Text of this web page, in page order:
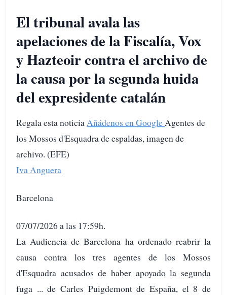
El tribunal avala las
apelaciones de la Fiscalía, Vox
y Hazteoir contra el archivo de
la causa por la segunda huida
del expresidente catalán
Regala esta noticia Añádenos en Google Agentes de
los Mossos d'Esquadra de espaldas, imagen de
archivo. (EFE)
Iva Anguera
Barcelona
07/07/2026 a las 17:59h.
La Audiencia de Barcelona ha ordenado reabrir la
causa contra los tres agentes de los Mossos
d'Esquadra acusados de haber apoyado la segunda
fuga ... de Carles Puigdemont de España, el 8 de